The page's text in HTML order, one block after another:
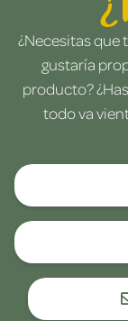
¿Necesitas que
gustaría
producto?
todo va